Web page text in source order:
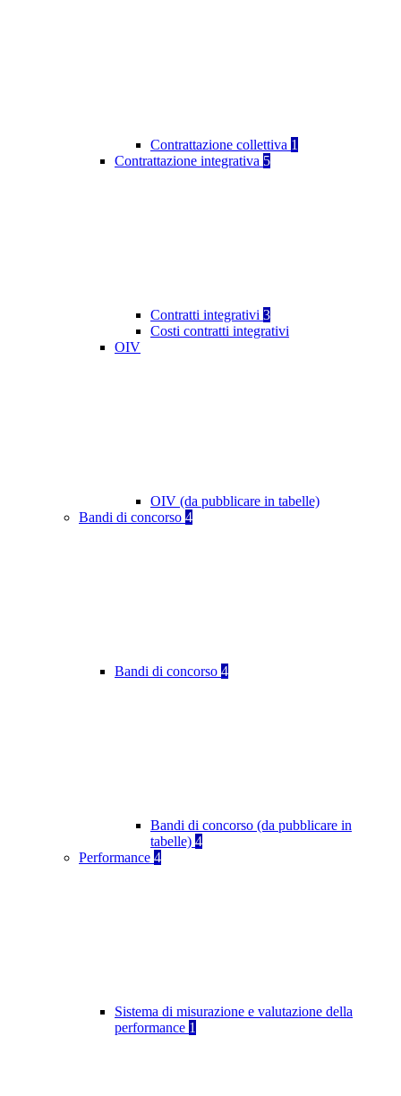
Contrattazione collettiva 1
Contrattazione integrativa 5
Contratti integrativi 3
Costi contratti integrativi
OIV
OIV (da pubblicare in tabelle)
Bandi di concorso 4
Bandi di concorso 4
Bandi di concorso (da pubblicare in
tabelle) 4
Performance 4
Sistema di misurazione e valutazione della
performance 1